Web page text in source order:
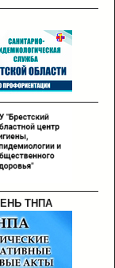
ТНПА